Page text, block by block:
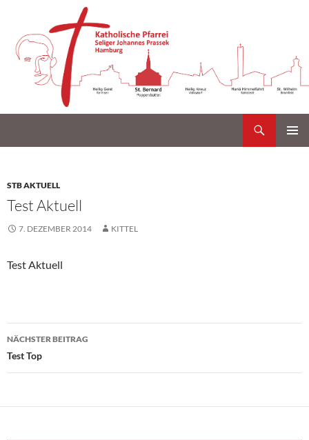
STB AKTUELL
Test Aktuell
7. DEZEMBER 2014 KITTEL
Test Aktuell
Beitragsnavigation
NÄCHSTER BEITRAG
Test Top